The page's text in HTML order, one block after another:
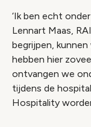
‘Ik ben echt
Lennart Maas,
begrijpen, kunnen
hebben hier
ontvangen we
tijdens de
Hospitality